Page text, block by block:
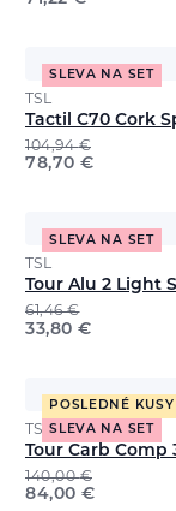
SLEVA NA SET
TSL
Tactil C70 Cork
104,94€
78,70 €
SLEVA NA SET
TSL
Tour Alu 2 Light
61,46€
33,80 €
POSLEDNÉ KUSY
SLEVA NA SET
TSL
Tour Carb Comp
140,00€
84,00 €